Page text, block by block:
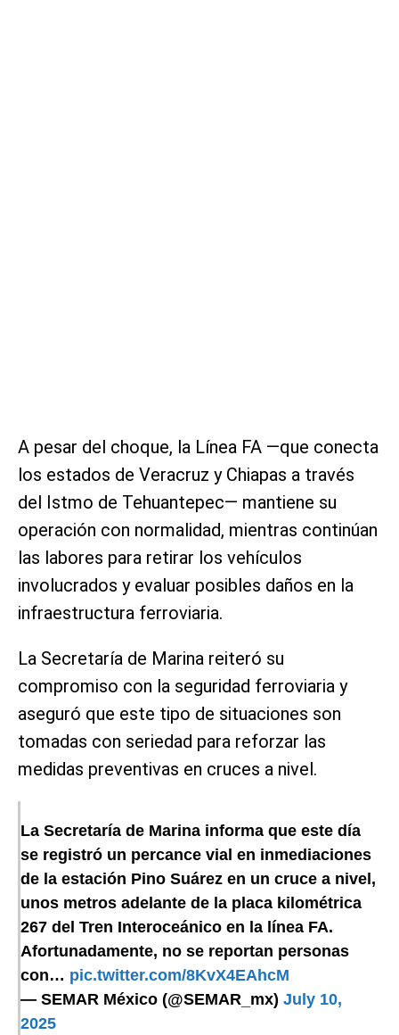
A pesar del choque, la Línea FA —que conecta
los estados de Veracruz y Chiapas a través
del Istmo de Tehuantepec— mantiene su
operación con normalidad, mientras continúan
las labores para retirar los vehículos
involucrados y evaluar posibles daños en la
infraestructura ferroviaria.
La Secretaría de Marina reiteró su
compromiso con la seguridad ferroviaria y
aseguró que este tipo de situaciones son
tomadas con seriedad para reforzar las
medidas preventivas en cruces a nivel.
La Secretaría de Marina informa que este día
se registró un percance vial en inmediaciones
de la estación Pino Suárez en un cruce a nivel,
unos metros adelante de la placa kilométrica
267 del Tren Interoceánico en la línea FA.
Afortunadamente, no se reportan personas
con… pic.twitter.com/8KvX4EAhcM
— SEMAR México (@SEMAR_mx) July 10,
2025